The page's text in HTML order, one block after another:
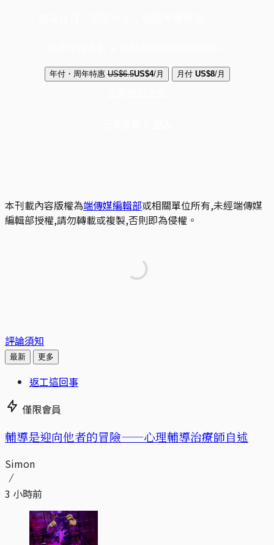
年付・周年特惠 US$6.5US$4/月 月付 US$8/月
本刊載內容版權為端傳媒編輯部或相關單位所有,未經端傳媒
編輯部授權,請勿轉載或複製,否則即為侵權。
評論須知
最新 更多
返工這回事
僅限會員
輔導是迎向他者的冒險——心理輔導治療師自述
Simon
3 小時前